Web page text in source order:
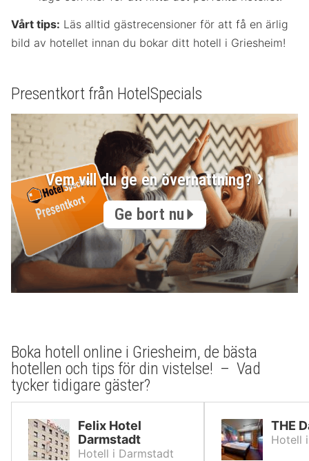
Vårt tips: Läs alltid gästrecensioner för att få en ärlig
bild av hotellet innan du bokar ditt hotell i Griesheim!
Presentkort från HotelSpecials
Vem vill du ge en övernattning?
Ge bort nu
Boka hotell online i Griesheim, de bästa
hotellen och tips för din vistelse! – Vad
tycker tidigare gäster?
Felix Hotel
Darmstadt
Hotell i Darmstadt
THE
Hotell